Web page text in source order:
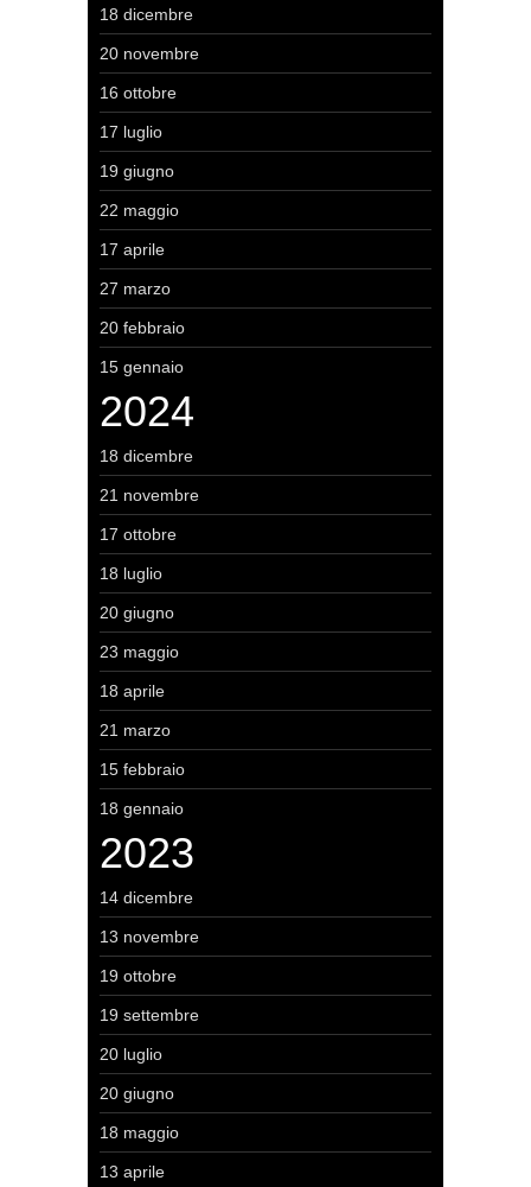
18 dicembre
20 novembre
16 ottobre
17 luglio
19 giugno
22 maggio
17 aprile
27 marzo
20 febbraio
15 gennaio
2024
18 dicembre
21 novembre
17 ottobre
18 luglio
20 giugno
23 maggio
18 aprile
21 marzo
15 febbraio
18 gennaio
2023
14 dicembre
13 novembre
19 ottobre
19 settembre
20 luglio
20 giugno
18 maggio
13 aprile